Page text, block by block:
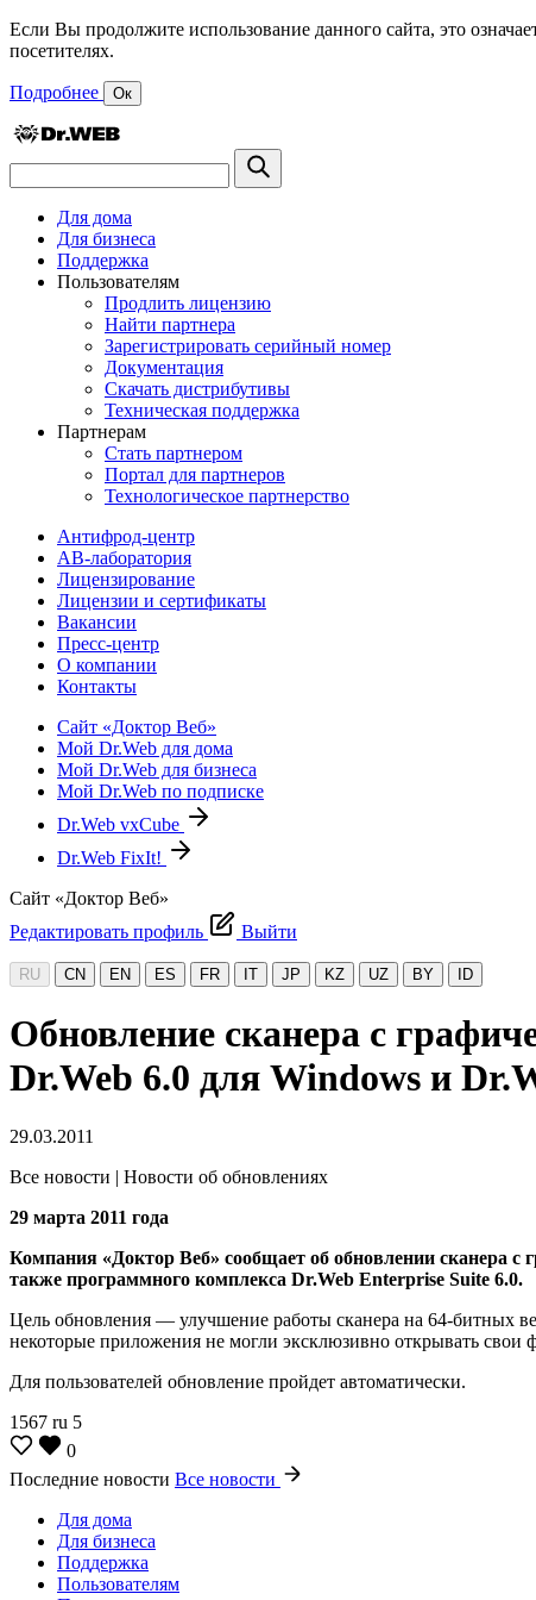
Если Вы продолжите использование данного сайта, это
посетителях.
Подробнее Ок
Для дома
Для бизнеса
Поддержка
Пользователям
Продлить лицензию
Найти партнера
Зарегистрировать серийный номер
Документация
Скачать дистрибутивы
Техническая поддержка
Партнерам
Стать партнером
Портал для партнеров
Технологическое партнерство
Антифрод-центр
АВ-лаборатория
Лицензирование
Лицензии и сертификаты
Вакансии
Пресс-центр
О компании
Контакты
Сайт «Доктор Веб»
Мой Dr.Web для дома
Мой Dr.Web для бизнеса
Мой Dr.Web по подписке
Dr.Web vxCube
Dr.Web FixIt!
Сайт «Доктор Веб»
Редактировать профиль
Выйти
RU CN EN ES FR IT JP KZ UZ BY ID
Обновление сканера с
Dr.Web 6.0 для Windows и
29.03.2011
Все новости | Новости об обновлениях
29 марта 2011 года
Компания «Доктор Веб» сообщает об обновлении сканера с
также программного комплекса Dr.Web Enterprise Suite 6.0.
Цель обновления — улучшение работы сканера на 64-битных
некоторые приложения не могли эксклюзивно открывать свои
Для пользователей обновление пройдет автоматически.
1567 ru 5
0
Последние новости Все новости
Для дома
Для бизнеса
Поддержка
Пользователям